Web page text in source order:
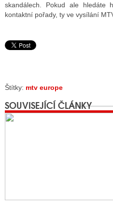
STRÁNKY TV
TISK
STÁT BLOGEREM
skandálech. Pokud ale hledáte
kontaktní pořady, ty ve vysílání
Štítky: mtv europe
SOUVISEJÍCÍ ČLÁNKY